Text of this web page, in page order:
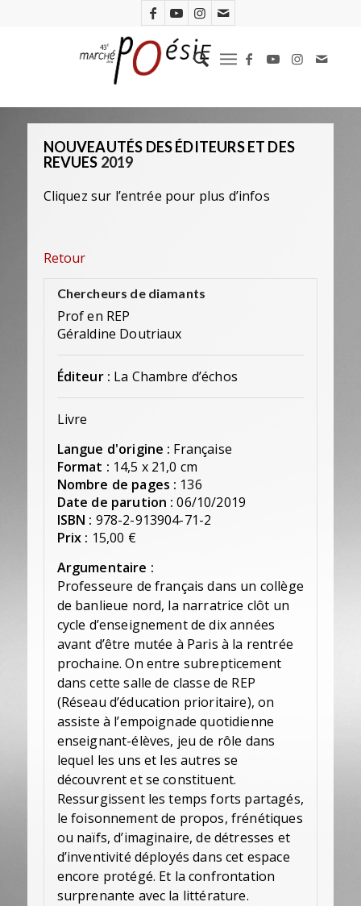
NOUVEAUTÉS DES ÉDITEURS ET DES
REVUES 2019
Cliquez sur l’entrée pour plus d’infos
Retour
Chercheurs de diamants
Prof en REP
Géraldine Doutriaux
Éditeur : La Chambre d’échos
Livre
Langue d'origine : Française
Format : 14,5 x 21,0 cm
Nombre de pages : 136
Date de parution : 06/10/2019
ISBN : 978-2-913904-71-2
Prix : 15,00 €
Argumentaire :
Professeure de français dans un collège
de banlieue nord, la narratrice clôt un
cycle d’enseignement de dix années
avant d’être mutée à Paris à la rentrée
prochaine. On entre subrepticement
dans cette salle de classe de REP
(Réseau d’éducation prioritaire), on
assiste à l’empoignade quotidienne
enseignant-élèves, jeu de rôle dans
lequel les uns et les autres se
découvrent et se constituent.
Ressurgissent les temps forts partagés,
le foisonnement de propos, frénétiques
ou naïfs, d’imaginaire, de détresses et
d’inventivité déployés dans cet espace
encore protégé. Et la confrontation
surprenante avec la littérature.